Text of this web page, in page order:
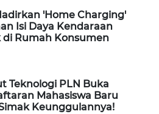
'Home Charging'
Isi Daya Kendaraan
di Rumah Konsumen
Teknologi PLN Buka
Mahasiswa Baru
Keunggulannya!